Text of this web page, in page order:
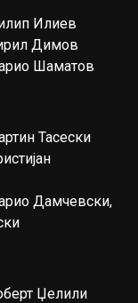
Илиев
Димов
Шаматов
Тасески
Дамчевски,
Џелили